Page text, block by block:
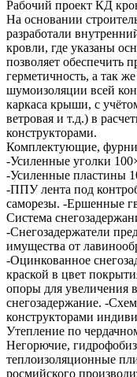
Рабочий проект КД
На основании
разработали
кровли, где указаны
позволяет обеспечить
герметичность, а так
шумоизоляции всей
каркаса крыши, с
ветровая и т.д.) в
конструкторами.
Комплектующие,
-Усиленные уголки
-Усиленные пластины
-ППУ лента под
саморезы. -Ершенные
Система
-Снегозадержатели
имущества от
-Оцинкованное
краской в цвет
опоры для увеличения
снегозадержание. -
конструкторами
Утепление по
Негорючие,
теплоизоляционные
росмийского